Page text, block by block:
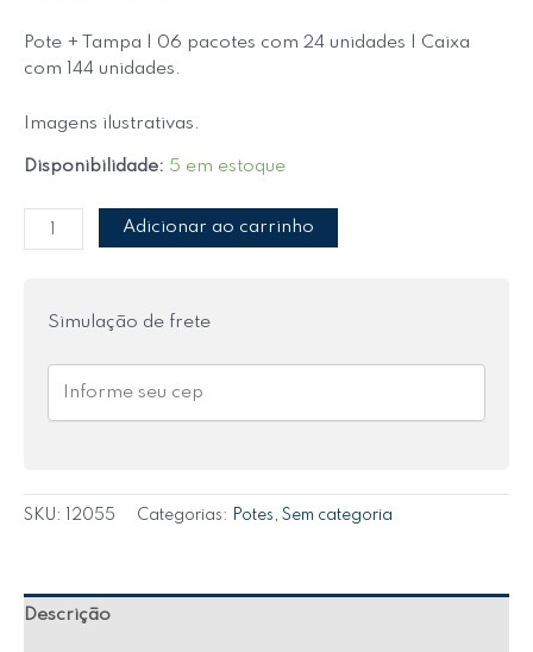
Pote + Tampa | 06 pacotes com 24 unidades | Caixa
com 144 unidades.
Imagens ilustrativas.
Disponibilidade: 5 em estoque
Adicionar ao carrinho
Simulação de frete
SKU: 12055 Categorias: Potes, Sem categoria
Descrição